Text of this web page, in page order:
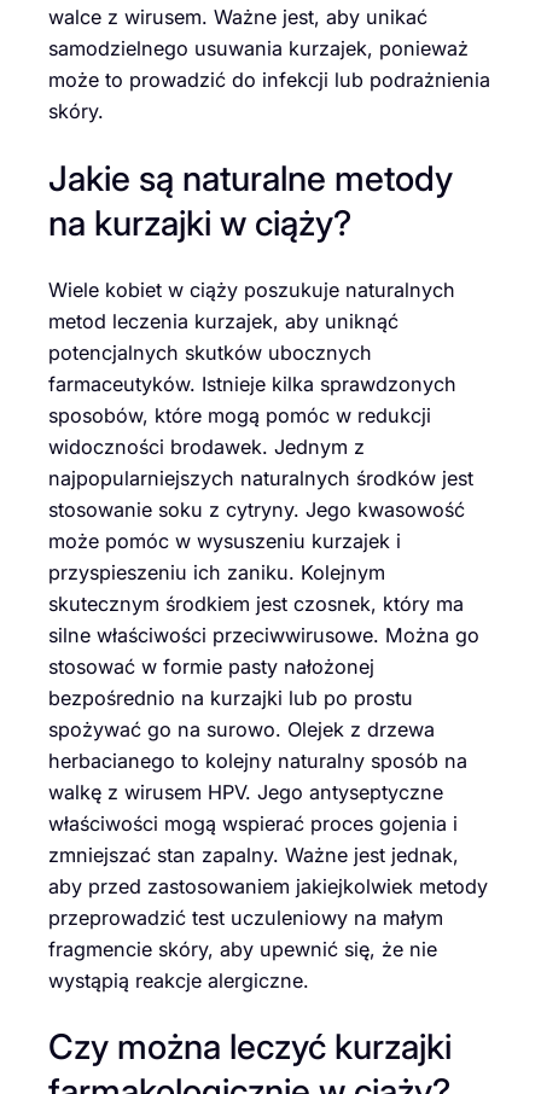
walce z wirusem. Ważne jest, aby unikać
samodzielnego usuwania kurzajek, ponieważ
może to prowadzić do infekcji lub podrażnienia
skóry.
Jakie są naturalne metody
na kurzajki w ciąży?
Wiele kobiet w ciąży poszukuje naturalnych
metod leczenia kurzajek, aby uniknąć
potencjalnych skutków ubocznych
farmaceutyków. Istnieje kilka sprawdzonych
sposobów, które mogą pomóc w redukcji
widoczności brodawek. Jednym z
najpopularniejszych naturalnych środków jest
stosowanie soku z cytryny. Jego kwasowość
może pomóc w wysuszeniu kurzajek i
przyspieszeniu ich zaniku. Kolejnym
skutecznym środkiem jest czosnek, który ma
silne właściwości przeciwwirusowe. Można go
stosować w formie pasty nałożonej
bezpośrednio na kurzajki lub po prostu
spożywać go na surowo. Olejek z drzewa
herbacianego to kolejny naturalny sposób na
walkę z wirusem HPV. Jego antyseptyczne
właściwości mogą wspierać proces gojenia i
zmniejszać stan zapalny. Ważne jest jednak,
aby przed zastosowaniem jakiejkolwiek metody
przeprowadzić test uczuleniowy na małym
fragmencie skóry, aby upewnić się, że nie
wystąpią reakcje alergiczne.
Czy można leczyć kurzajki